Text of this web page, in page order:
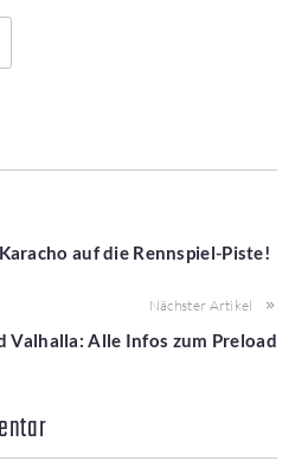
auf die Rennspiel-Piste!
Nächster Artikel
Valhalla: Alle Infos zum Preload